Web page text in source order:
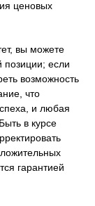
ценовых
вы можете
позиции; если
возможность
что
и любая
в курсе
гарантией